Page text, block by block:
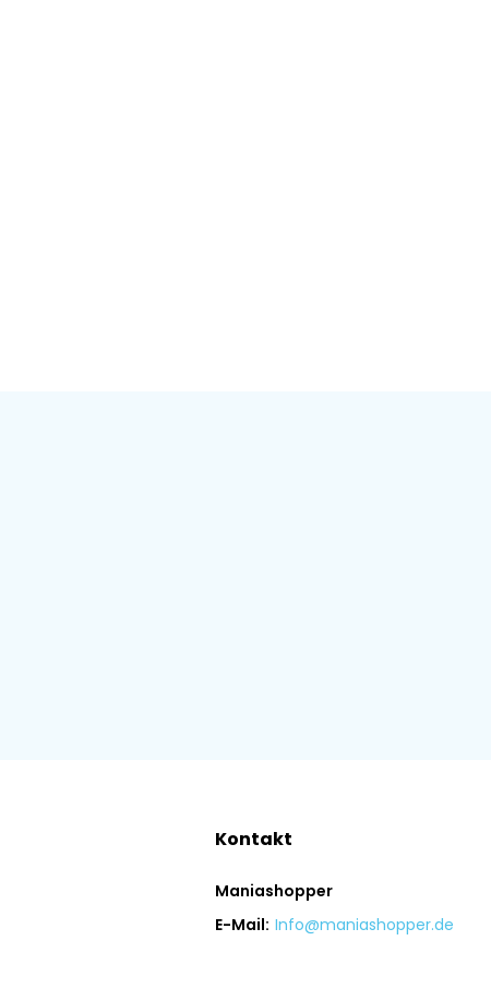
Kontakt
Maniashopper
E-Mail: Info@maniashopper.de